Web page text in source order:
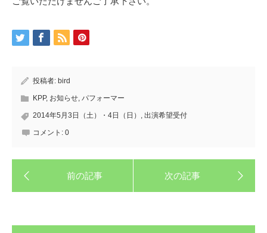
投稿者: bird
KPP, お知らせ, パフォーマー
2014年5月3日（土）・4日（日） , 出演希望受付
コメント: 0